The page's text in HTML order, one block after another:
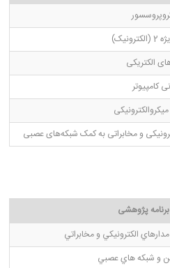
الکتریکی
کامپیوتر
و مخابراتی به کمک شبکه‌های عصبی
پژوهشی
الكترونيكي و مخابراتي
و شبكه هاي عصبي